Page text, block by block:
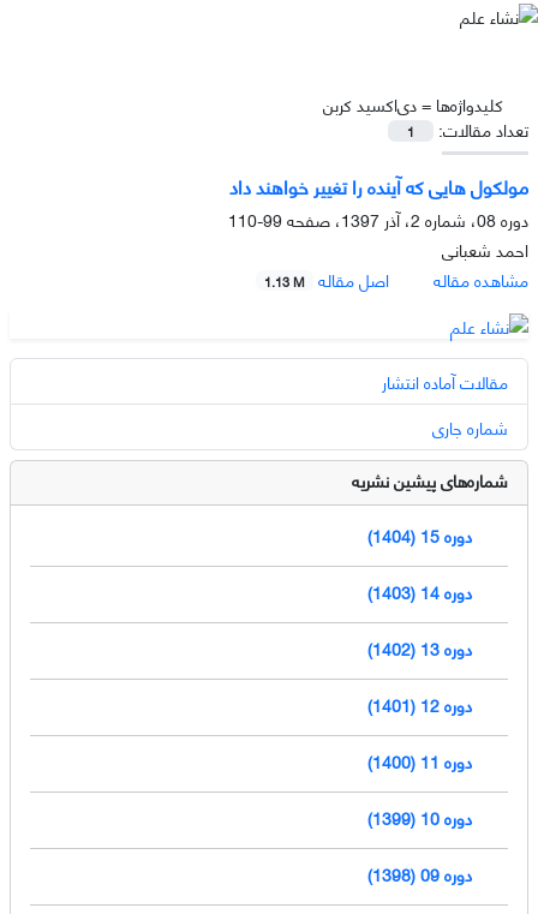
کلیدواژه‌ها =دی‌اکسید کربن
تعداد مقالات:
1
مولکول هایی که آینده را تغییر خواهند داد
دوره 08، شماره 2، آذر 1397، صفحه
99-110
احمد شعبانی
مشاهده مقاله
اصل مقاله 1.13 M
مقالات آماده انتشار
شماره جاری
شماره‌های پیشین نشریه
دوره 15 (1404)
دوره 14 (1403)
دوره 13 (1402)
دوره 12 (1401)
دوره 11 (1400)
دوره 10 (1399)
دوره 09 (1398)